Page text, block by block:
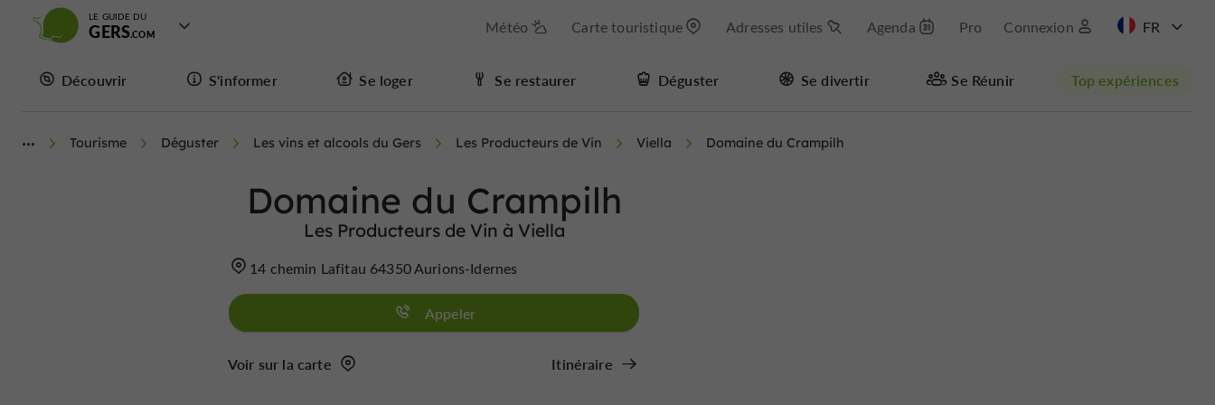
LE GUIDE DU
GERS Météo Carte touristique Adresses utiles Agenda Pro Connexion
Découvrir S'informer Se loger Se restaurer Déguster Se divertir Se Réunir Top expériences
Tourisme Déguster Les vins et alcools du Gers Les Producteurs de Vin Viella Domaine du Crampilh
Domaine du Crampilh
Les Producteurs de Vin à Viella
14 chemin Lafitau 64350 Aurions-Idernes
Appeler
Voir sur la carte Itinéraire